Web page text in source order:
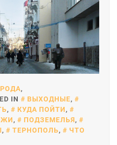
,
IN ВЫХОДНЫЕ,
, КУДА ПОЙТИ,
, ПОДЗЕМЕЛЬЯ,
, ТЕРНОПОЛЬ,
ЧТО